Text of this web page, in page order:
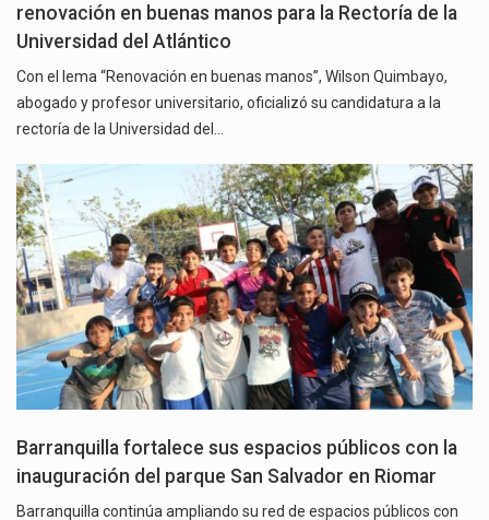
renovación en buenas manos para la Rectoría de la
Universidad del Atlántico
Con el lema “Renovación en buenas manos”, Wilson Quimbayo,
abogado y profesor universitario, oficializó su candidatura a la
rectoría de la Universidad del…
Barranquilla fortalece sus espacios públicos con la
inauguración del parque San Salvador en Riomar
Barranquilla continúa ampliando su red de espacios públicos con